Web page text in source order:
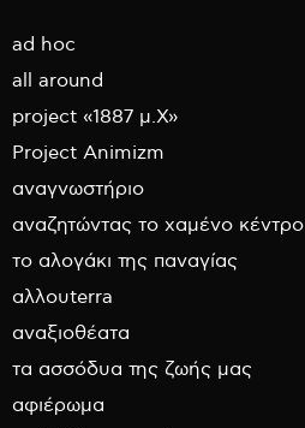
ad hoc
all around
project «1887 μ.Χ»
Project Animizm
αναγνωστήριο
αναζητώντας το χαμένο κέντρο
το αλογάκι της παναγίας
αλλουterra
αναξιοθέατα
τα ασσόδυα της ζωής μας
αφιέρωμα